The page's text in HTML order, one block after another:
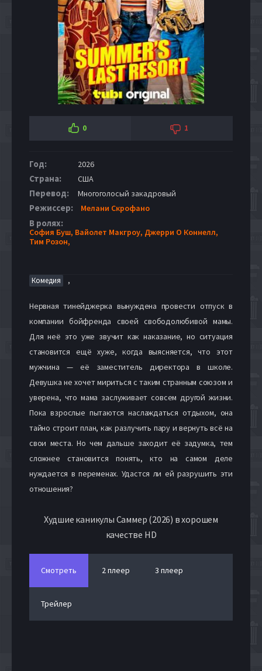
0 1
Год: 2026
Страна: США
Перевод: Многоголосый закадровый
Режиссер: Мелани Скрофано
В ролях:
София Буш, Вайолет Макгроу, Джерри О Коннелл,
Тим Розон,
Комедия ,
Нервная тинейджерка вынуждена провести отпуск в
компании бойфренда своей свободолюбивой мамы.
Для неё это уже звучит как наказание, но ситуация
становится ещё хуже, когда выясняется, что этот
мужчина — её заместитель директора в школе.
Девушка не хочет мириться с таким странным союзом и
уверена, что мама заслуживает совсем другой жизни.
Пока взрослые пытаются наслаждаться отдыхом, она
тайно строит план, как разлучить пару и вернуть всё на
свои места. Но чем дальше заходит её задумка, тем
сложнее становится понять, кто на самом деле
нуждается в переменах. Удастся ли ей разрушить эти
отношения?
Худшие каникулы Саммер (2026) в хорошем
качестве HD
Смотреть 2 плеер 3 плеер
Трейлер